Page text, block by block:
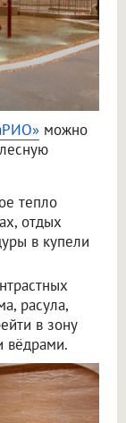
можно
тепло
отдых
в купели
расула,
в зону
вёдрами.